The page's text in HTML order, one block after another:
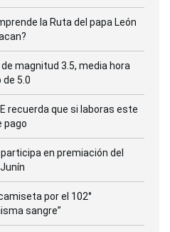
la Ruta del papa León
magnitud 3.5, media hora
5.0
recuerda que si laboras este
pago
en premiación del
por el 102°
sangre”